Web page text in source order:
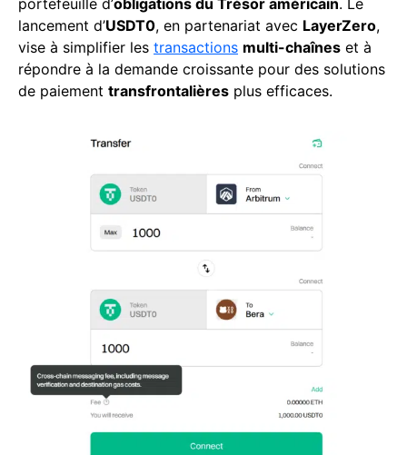
lancement d’USDT0, en partenariat avec LayerZero,
vise à simplifier les transactions multi-chaînes et à
répondre à la demande croissante pour des solutions
de paiement transfrontalières plus efficaces.